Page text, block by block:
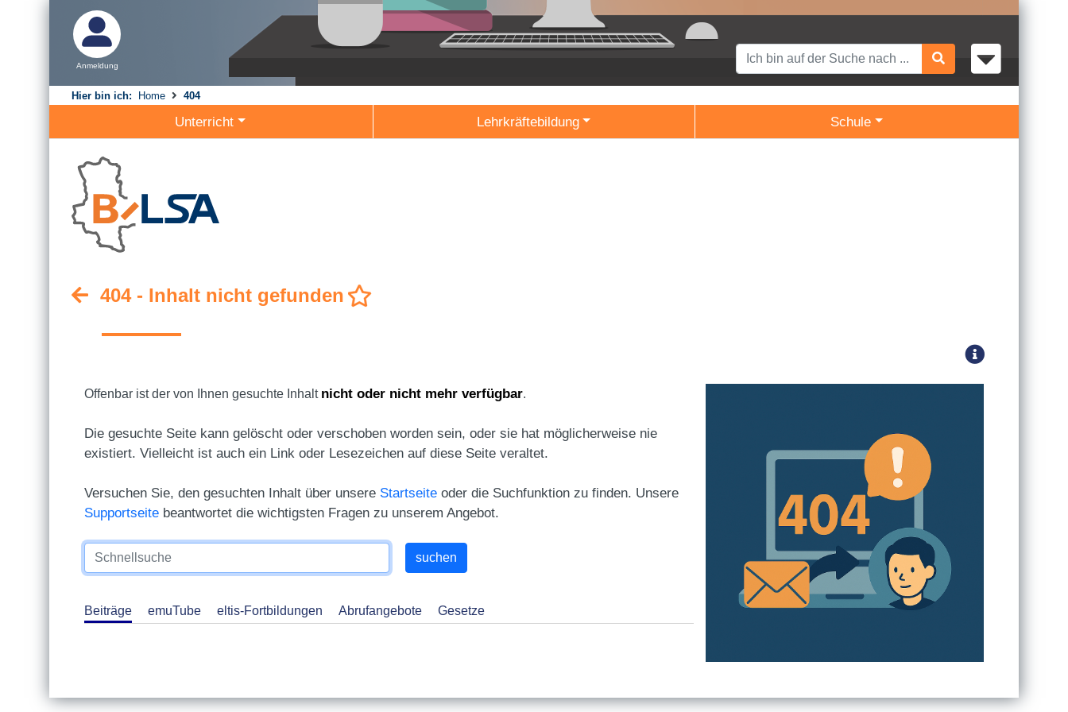
Anmeldung
Hier bin ich: Home 404
Unterricht Lehrkräftebildung Schule
404 - Inhalt nicht gefunden
Offenbar ist der von Ihnen gesuchte Inhalt nicht oder nicht mehr verfügbar.
Die gesuchte Seite kann gelöscht oder verschoben worden sein, oder sie hat möglicherweise nie
existiert. Vielleicht ist auch ein Link oder Lesezeichen auf diese Seite veraltet.
Versuchen Sie, den gesuchten Inhalt über unsere Startseite oder die Suchfunktion zu finden. Unsere
Supportseite beantwortet die wichtigsten Fragen zu unserem Angebot.
Beiträge emuTube eltis-Fortbildungen Abrufangebote Gesetze